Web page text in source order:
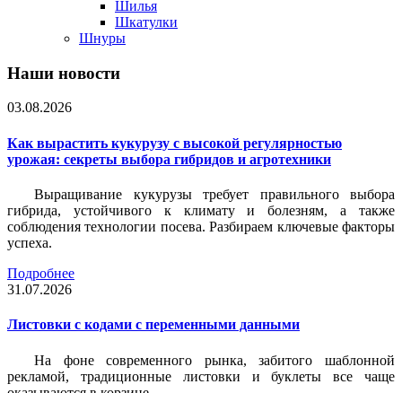
Шилья
Шкатулки
Шнуры
Наши новости
03.08.2026
Как вырастить кукурузу с высокой регулярностью
урожая: секреты выбора гибридов и агротехники
Выращивание кукурузы требует правильного выбора
гибрида, устойчивого к климату и болезням, а также
соблюдения технологии посева. Разбираем ключевые факторы
успеха.
Подробнее
31.07.2026
Листовки c кодами с переменными данными
На фоне современного рынка, забитого шаблонной
рекламой, традиционные листовки и буклеты все чаще